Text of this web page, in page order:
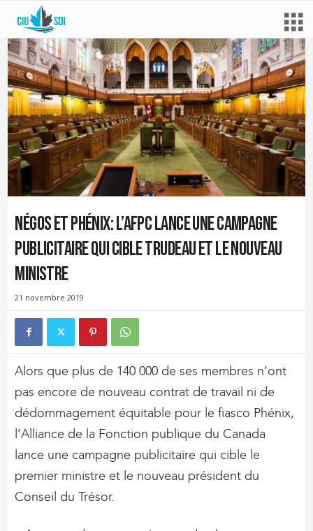
Négos et Phénix: l’AFPC lance une campagne
publicitaire qui cible Trudeau et le nouveau
ministre
21 novembre 2019
Alors que plus de 140 000 de ses membres n’ont
pas encore de nouveau contrat de travail ni de
dédommagement équitable pour le fiasco Phénix,
l’Alliance de la Fonction publique du Canada
lance une campagne publicitaire qui cible le
premier ministre et le nouveau président du
Conseil du Trésor.